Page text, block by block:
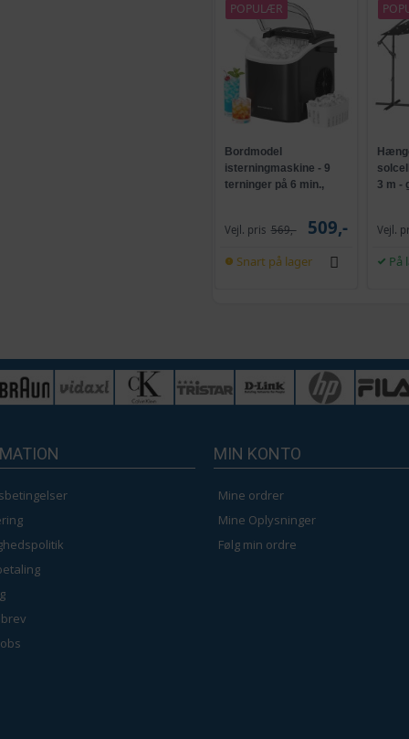
POPULÆR
Bordmodel
isterningmaskine - 9
terninger på 6 min.,
Vejl. pris 569,- 509,-
Snart på lager
3 m -
Vejl.
På
MIN KONTO
Mine ordrer
Mine Oplysninger
Følg min ordre